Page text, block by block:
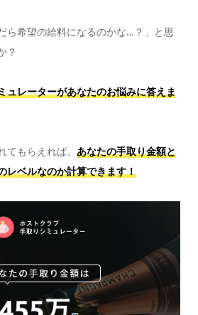
ら希望の給料になるのかな…？」と思
？
ュレーターがあなたのお悩みに答えま
もらえれば、 あなたの手取り金額と
レベルなのか計算できます！